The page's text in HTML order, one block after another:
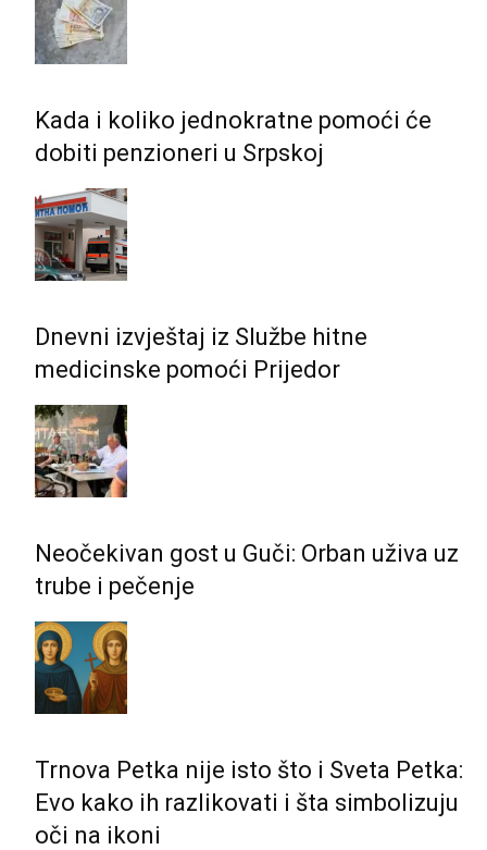
Kada i koliko jednokratne pomoći će
dobiti penzioneri u Srpskoj
Dnevni izvještaj iz Službe hitne
medicinske pomoći Prijedor
Neočekivan gost u Guči: Orban uživa uz
trube i pečenje
Trnova Petka nije isto što i Sveta Petka:
Evo kako ih razlikovati i šta simbolizuju
oči na ikoni